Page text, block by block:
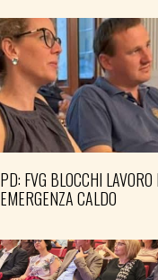
PD: FVG BLOCCHI LAVORO
EMERGENZA CALDO